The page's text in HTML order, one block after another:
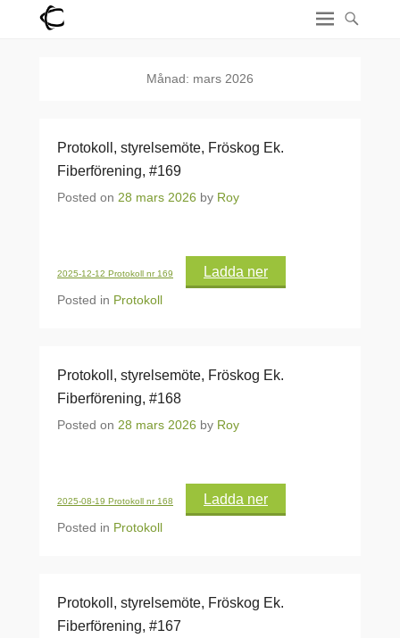
Månad: mars 2026
Protokoll, styrelsemöte, Fröskog Ek.
Fiberförening, #169
Posted on 28 mars 2026 by Roy
2025-12-12 Protokoll nr 169 Ladda ner
Posted in Protokoll
Protokoll, styrelsemöte, Fröskog Ek.
Fiberförening, #168
Posted on 28 mars 2026 by Roy
2025-08-19 Protokoll nr 168 Ladda ner
Posted in Protokoll
Protokoll, styrelsemöte, Fröskog Ek.
Fiberförening, #167